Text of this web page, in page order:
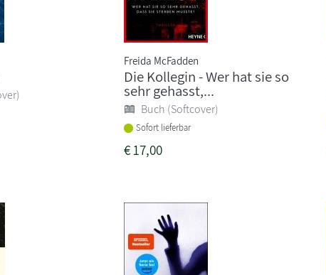
Freida McFadden
Die Kollegin - Wer hat sie so
sehr gehasst,...
Buch (Softcover)
Sofort lieferbar
€17,00